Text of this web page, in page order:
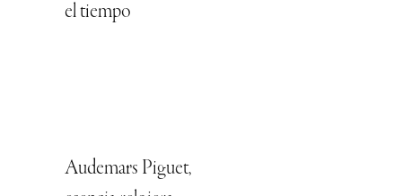
el tiempo
Audemars Piguet,